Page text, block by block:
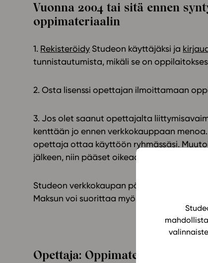
Vuonna 2004 tai sitä ennen
oppimateriaalin
1. RekisteröidyStudeon käyttäjäksi ja
tunnistautumista, mikäli se on
2. Osta lisenssi opettajan ilmoittamaan
3. Jos olet saanut opettajalta
kenttään jo ennen verkkokauppaan
opettaja ottaa käyttöön ryhmässäsi.
jälkeen, niin pääset oikeaan ryhmään.
Studeon verkkokaupan pääasialliset
Maksun voi suorittaa myös laskulla
Opettaja: Oppimateriaalin